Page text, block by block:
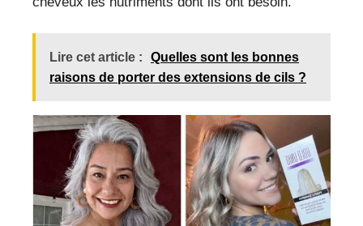
Lire cet article :
Quelles sont les bonnes
raisons de porter des extensions de cils ?